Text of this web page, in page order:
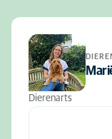
Dierenarts